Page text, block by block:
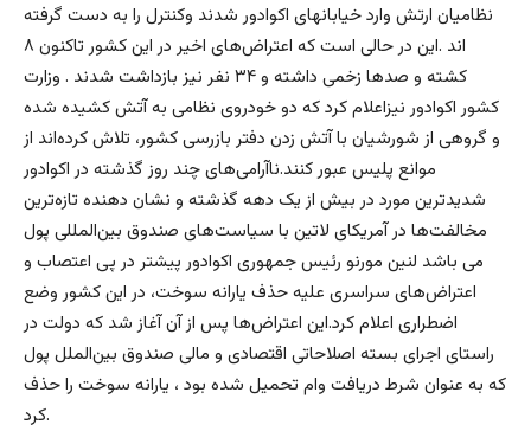
نظامیان ارتش وارد خیابانهای اکوادور شدند وکنترل را به دست گرفته
اند .این در حالی است که اعتراض‌های اخیر در این کشور تاکنون ۸
کشته و صدها زخمی داشته و ۳۴ نفر نیز بازداشت شدند . وزارت
کشور اکوادور نیزاعلام کرد که دو خودروی نظامی به آتش کشیده شده
و گروهی از شورشیان با آتش زدن دفتر بازرسی کشور، تلاش کرده‌اند از
موانع پلیس عبور کنند.ناآرامی‌های چند روز گذشته در اکوادور
شدیدترین مورد در بیش از یک دهه گذشته و نشان‌ دهنده تازه‌ترین
مخالفت‌ها در آمریکای لاتین با سیاست‌های صندوق بین‌المللی پول
می باشد لنین مورنو رئیس جمهوری اکوادور پیشتر در پی اعتصاب و
اعتراض‌های سراسری علیه حذف یارانه سوخت، در این کشور وضع
اضطراری اعلام کرد.این اعتراض‌ها پس از آن آغاز شد که دولت در
راستای اجرای بسته اصلاحاتی اقتصادی و مالی صندوق بین‌الملل پول
که به عنوان شرط دریافت وام تحمیل شده بود ، یارانه سوخت را حذف
کرد.